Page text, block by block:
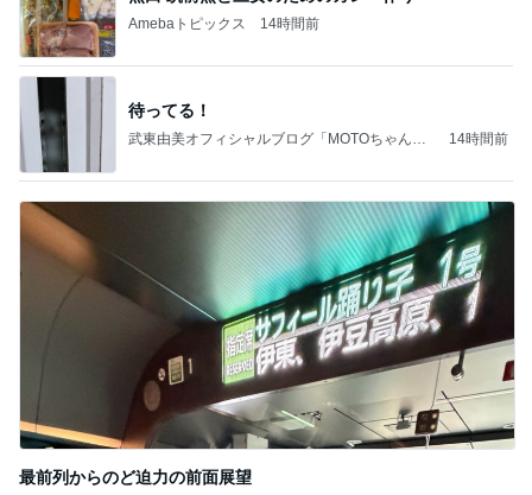
Amebaトピックス 14時間前
待ってる！
武東由美オフィシャルブログ「MOTOちゃんと
14時間前
最前列からのど迫力の前面展望